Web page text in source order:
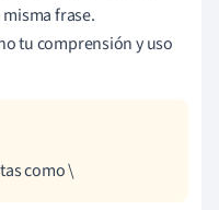
frase.
tu comprensión y uso
como \